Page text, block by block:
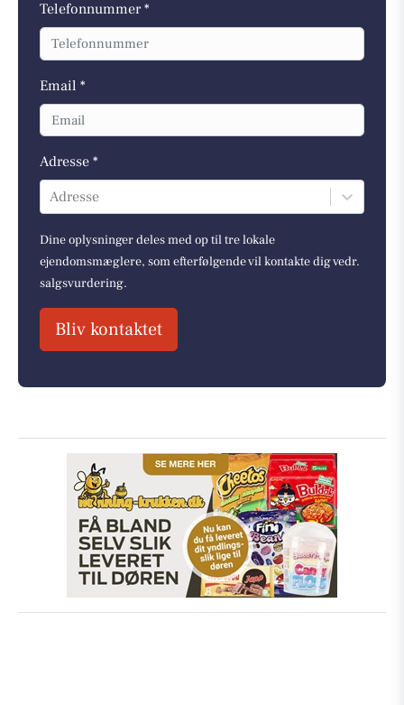
Telefonnummer *
Email *
Adresse *
Adresse
Dine oplysninger deles med op til tre lokale
ejendomsmæglere, som efterfølgende vil kontakte dig vedr.
salgsvurdering.
Bliv kontaktet